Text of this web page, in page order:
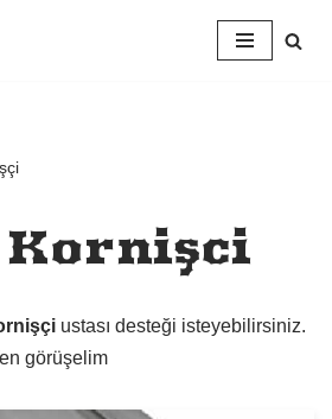
Kornişçi
ustası desteği isteyebilirsiniz.
görüşelim